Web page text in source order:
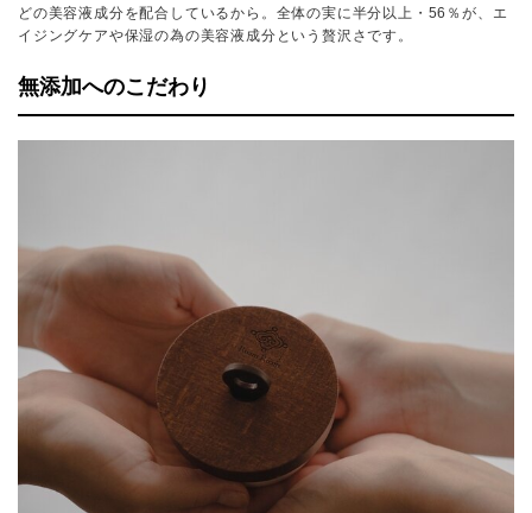
どの美容液成分を配合しているから。全体の実に半分以上・56％が、エ
イジングケアや保湿の為の美容液成分という贅沢さです。
無添加へのこだわり